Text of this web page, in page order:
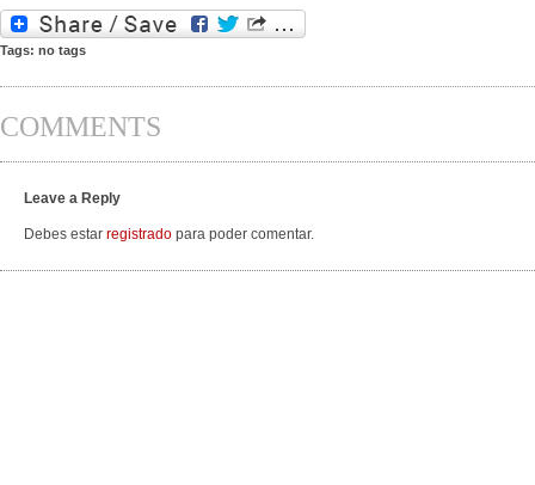
Tags: no tags
COMMENTS
Leave a Reply
Debes estar registrado para poder comentar.